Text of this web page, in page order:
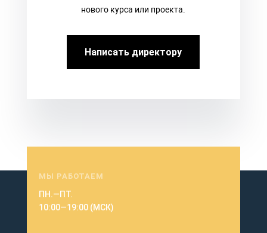
нового курса или проекта.
Написать директору
МЫ РАБОТАЕМ
ПН.—ПТ.
10:00—19:00 (МСК)